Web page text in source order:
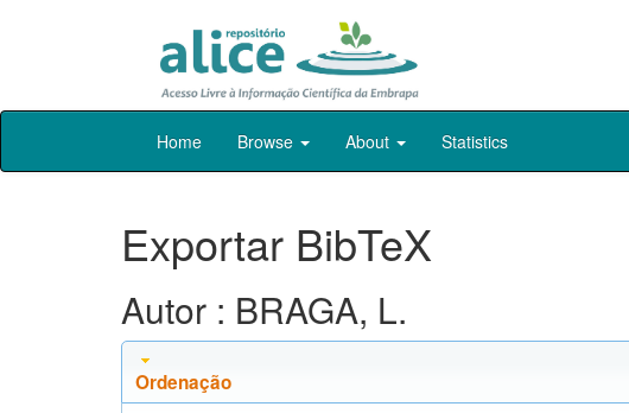
Skip
Home Browse About Statistics
Exportar BibTeX
Autor : BRAGA, L.
Ordenação